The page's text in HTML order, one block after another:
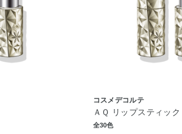
コスメデコルテ
ＡＱ リップスティック
全30色